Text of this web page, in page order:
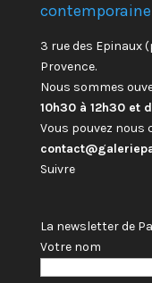
contemporaine
3 rue des Epinaux
Provence.
Nous sommes
10h30 à 12h30 et
Vous pouvez nous
Suivre
La newsletter de
Votre nom